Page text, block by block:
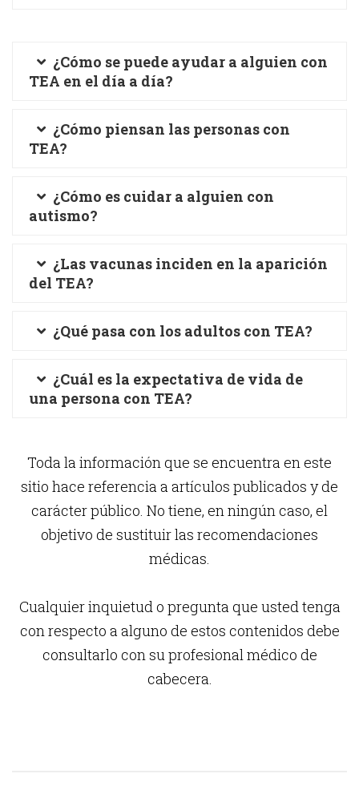
¿Cómo se puede ayudar a alguien con
TEA en el día a día?
¿Cómo piensan las personas con
TEA?
¿Cómo es cuidar a alguien con
autismo?
¿Las vacunas inciden en la aparición
del TEA?
¿Qué pasa con los adultos con TEA?
¿Cuál es la expectativa de vida de
una persona con TEA?
Toda la información que se encuentra en este
sitio hace referencia a artículos publicados y de
carácter público. No tiene, en ningún caso, el
objetivo de sustituir las recomendaciones
médicas.
Cualquier inquietud o pregunta que usted tenga
con respecto a alguno de estos contenidos debe
consultarlo con su profesional médico de
cabecera.